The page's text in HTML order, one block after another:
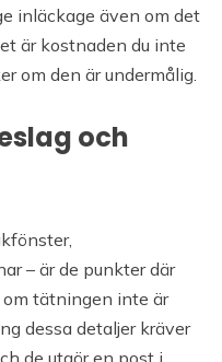
inläckage även om det
är kostnaden du inte
om den är undermålig.
och
– är de punkter där
tätningen inte är
dessa detaljer kräver